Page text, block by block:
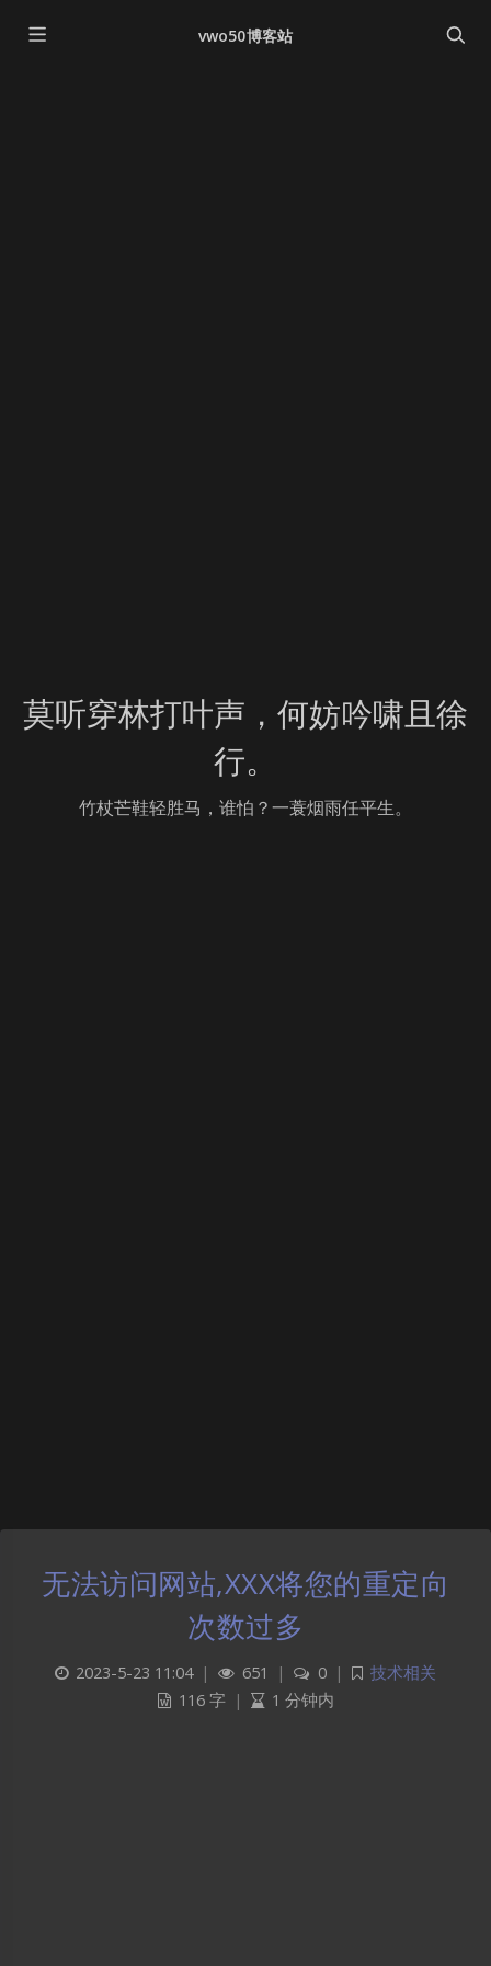
vwo50博客站
莫听穿林打叶声，何妨吟啸且徐
行。
竹杖芒鞋轻胜马，谁怕？一蓑烟雨任平生。
无法访问网站,XXX将您的重定向
次数过多
2023-5-23 11:04 | 651 | 0 |
技术相关
116 字
| 1 分钟内